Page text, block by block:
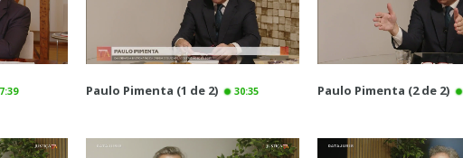
Paulo Pimenta (1 de 2) 30:35 Paulo Pimenta (2 de 2)